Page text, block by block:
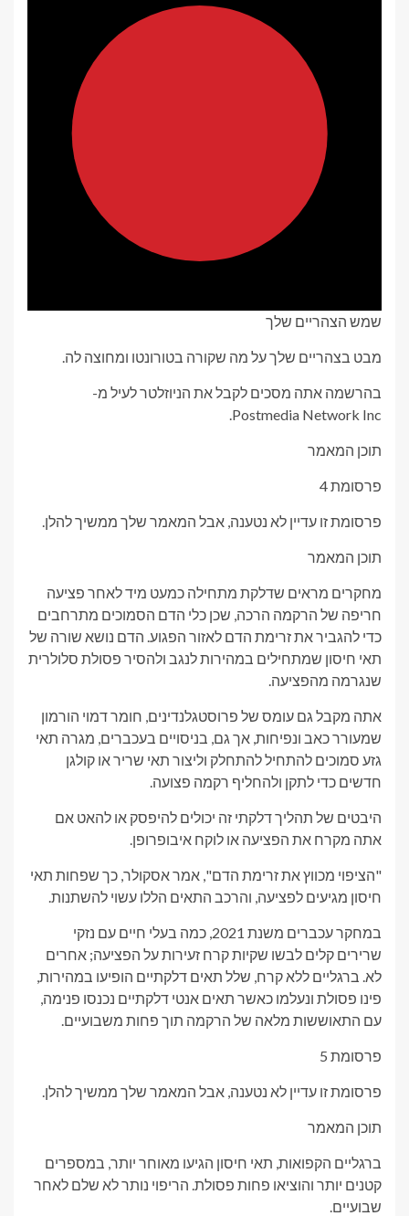
שמש הצהריים שלך
מבט בצהריים שלך על מה שקורה בטורונטו ומחוצה לה.
בהרשמה אתה מסכים לקבל את הניוזלטר לעיל מ-
Postmedia Network Inc.
תוכן המאמר
פרסומת 4
פרסומת זו עדיין לא נטענה, אבל המאמר שלך ממשיך להלן.
תוכן המאמר
מחקרים מראים שדלקת מתחילה כמעט מיד לאחר פציעה
חריפה של הרקמה הרכה, שכן כלי הדם הסמוכים מתרחבים
כדי להגביר את זרימת הדם לאזור הפגוע. הדם נושא שורה של
תאי חיסון שמתחילים במהירות לנגב ולהסיר פסולת סלולרית
שנגרמה מהפציעה.
אתה מקבל גם עומס של פרוסטגלנדינים, חומר דמוי הורמון
שמעורר כאב ונפיחות, אך גם, בניסויים בעכברים, מגרה תאי
גזע סמוכים להתחיל להתחלק וליצור תאי שריר או קולגן
חדשים כדי לתקן ולהחליף רקמה פצועה.
היבטים של תהליך דלקתי זה יכולים להיפסק או להאט אם
אתה מקרח את הפציעה או לוקח איבופרופן.
"הציפוי מכווץ את זרימת הדם", אמר אסקולר, כך שפחות תאי
חיסון מגיעים לפציעה, והרכב התאים הללו עשוי להשתנות.
במחקר עכברים משנת 2021, כמה בעלי חיים עם נזקי
שרירים קלים לבשו שקיות קרח זעירות על הפציעה; אחרים
לא. ברגליים ללא קרח, שלל תאים דלקתיים הופיעו במהירות,
פינו פסולת ונעלמו כאשר תאים אנטי דלקתיים נכנסו פנימה,
עם התאוששות מלאה של הרקמה תוך פחות משבועיים.
פרסומת 5
פרסומת זו עדיין לא נטענה, אבל המאמר שלך ממשיך להלן.
תוכן המאמר
ברגליים הקפואות, תאי חיסון הגיעו מאוחר יותר, במספרים
קטנים יותר והוציאו פחות פסולת. הריפוי נותר לא שלם לאחר
שבועיים.